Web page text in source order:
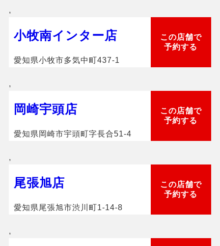
,
小牧南インター店
この店舗で
予約する
愛知県小牧市多気中町437-1
,
岡崎宇頭店
この店舗で
予約する
愛知県岡崎市宇頭町字長合51-4
,
尾張旭店
この店舗で
予約する
愛知県尾張旭市渋川町1-14-8
,